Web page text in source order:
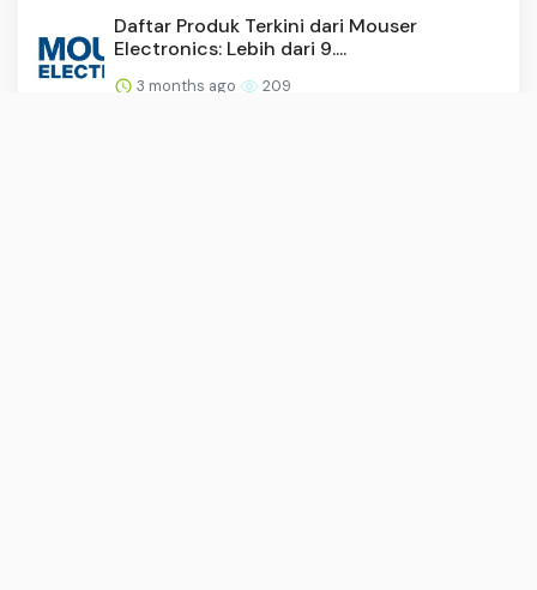
Daftar Produk Terkini dari Mouser
Electronics: Lebih dari 9....
3 months ago 209